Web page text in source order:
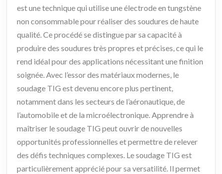
est une technique qui utilise une électrode en tungstène
non consommable pour réaliser des soudures de haute
qualité. Ce procédé se distingue par sa capacité à
produire des soudures très propres et précises, ce qui le
rend idéal pour des applications nécessitant une finition
soignée. Avec l’essor des matériaux modernes, le
soudage TIG est devenu encore plus pertinent,
notamment dans les secteurs de l’aéronautique, de
l’automobile et de la microélectronique. Apprendre à
maîtriser le soudage TIG peut ouvrir de nouvelles
opportunités professionnelles et permettre de relever
des défis techniques complexes. Le soudage TIG est
particulièrement apprécié pour sa versatilité. Il permet